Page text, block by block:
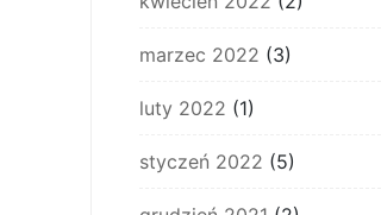
marzec 2022 (3)
luty 2022 (1)
styczeń 2022 (5)